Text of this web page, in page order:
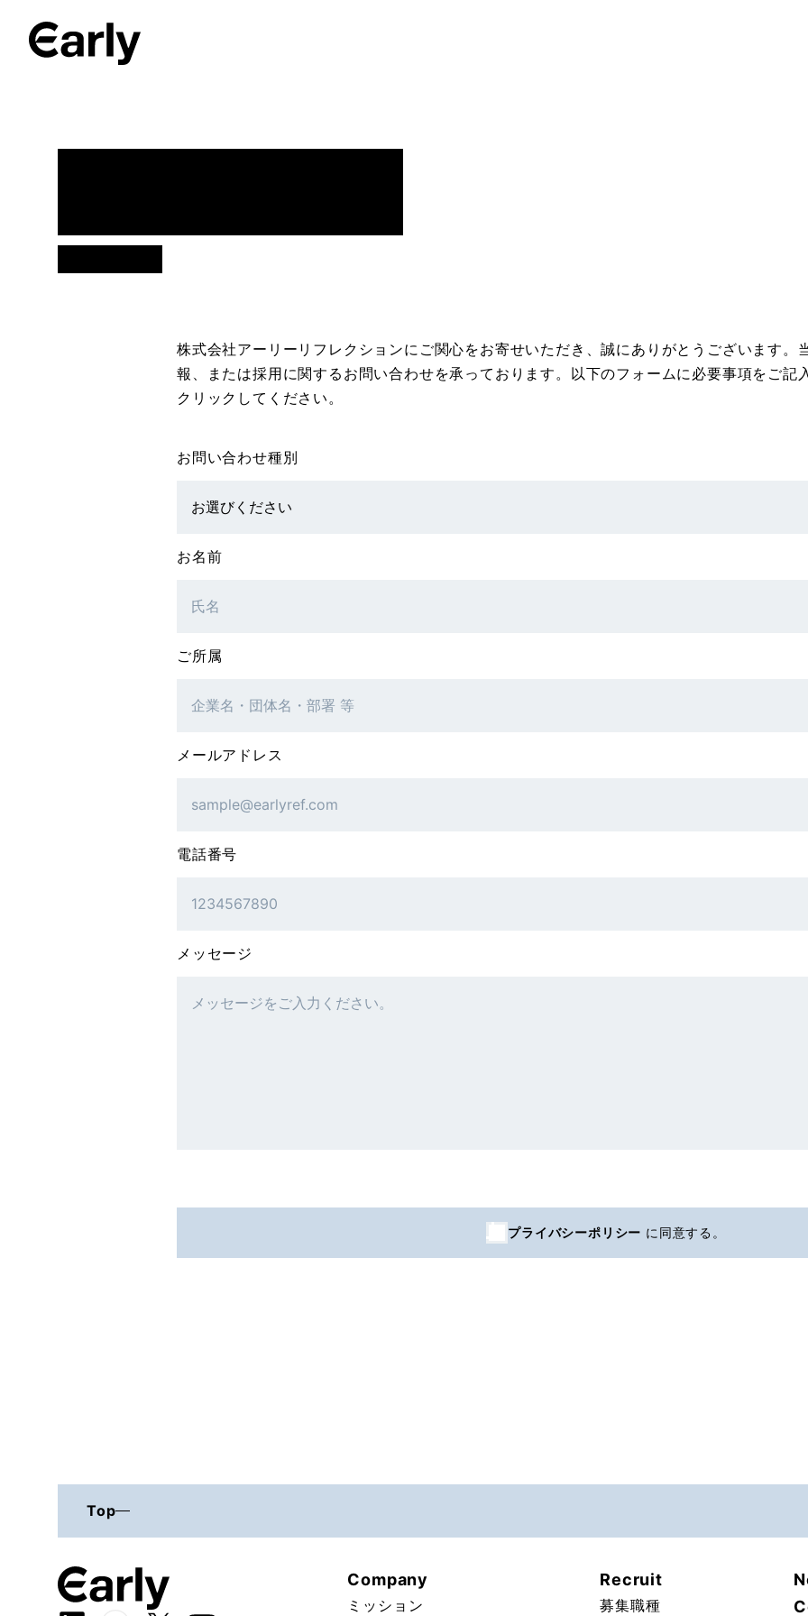
株式会社アーリーリフレクションにご関心をお寄せいただき、誠にありがとうございます。
報、または採用に関するお問い合わせを承っております。以下のフォームに必要事項をご記
クリックしてください。
お問い合わせ種別
お名前
ご所属
メールアドレス
電話番号
メッセージ
プライバシーポリシー に同意する。
Top
Company
ミッション
Recruit
募集職種